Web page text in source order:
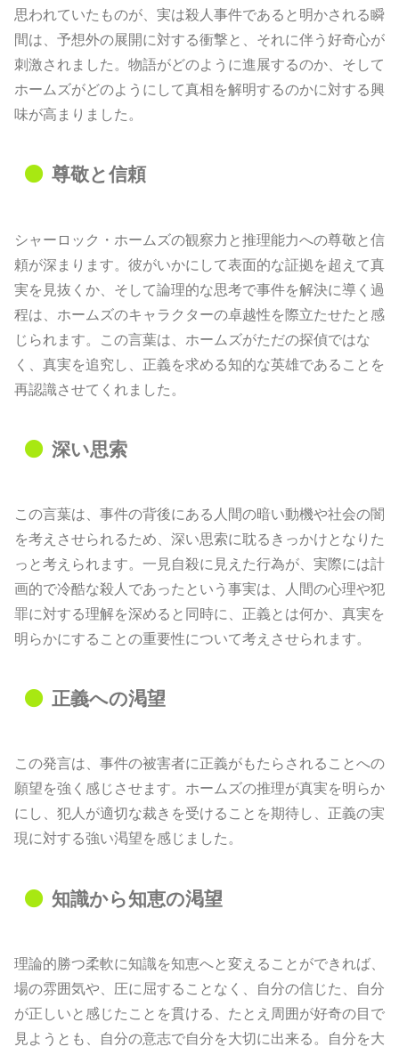
思われていたものが、実は殺人事件であると明かされる瞬
間は、予想外の展開に対する衝撃と、それに伴う好奇心が
刺激されました。物語がどのように進展するのか、そして
ホームズがどのようにして真相を解明するのかに対する興
味が高まりました。
尊敬と信頼
シャーロック・ホームズの観察力と推理能力への尊敬と信
頼が深まります。彼がいかにして表面的な証拠を超えて真
実を見抜くか、そして論理的な思考で事件を解決に導く過
程は、ホームズのキャラクターの卓越性を際立たせたと感
じられます。この言葉は、ホームズがただの探偵ではな
く、真実を追究し、正義を求める知的な英雄であることを
再認識させてくれました。
深い思索
この言葉は、事件の背後にある人間の暗い動機や社会の闇
を考えさせられるため、深い思索に耽るきっかけとなりた
っと考えられます。一見自殺に見えた行為が、実際には計
画的で冷酷な殺人であったという事実は、人間の心理や犯
罪に対する理解を深めると同時に、正義とは何か、真実を
明らかにすることの重要性について考えさせられます。
正義への渇望
この発言は、事件の被害者に正義がもたらされることへの
願望を強く感じさせます。ホームズの推理が真実を明らか
にし、犯人が適切な裁きを受けることを期待し、正義の実
現に対する強い渇望を感じました。
知識から知恵の渇望
理論的勝つ柔軟に知識を知恵へと変えることができれば、
場の雰囲気や、圧に屈することなく、自分の信じた、自分
が正しいと感じたことを貫ける、たとえ周囲が好奇の目で
見ようとも、自分の意志で自分を大切に出来る。自分を大